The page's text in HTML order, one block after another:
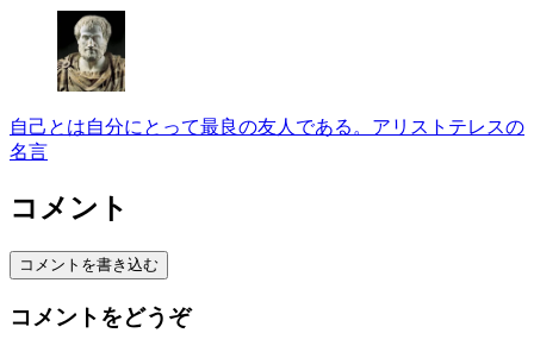
自己とは自分にとって最良の友人である。アリストテレスの
名言
コメント
コメントを書き込む
コメントをどうぞ